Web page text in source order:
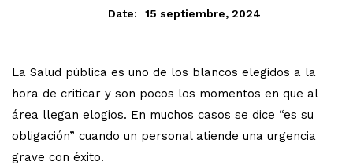
Date:
15 septiembre, 2024
La Salud pública es uno de los blancos elegidos a la
hora de criticar y son pocos los momentos en que al
área llegan elogios. En muchos casos se dice “es su
obligación” cuando un personal atiende una urgencia
grave con éxito.